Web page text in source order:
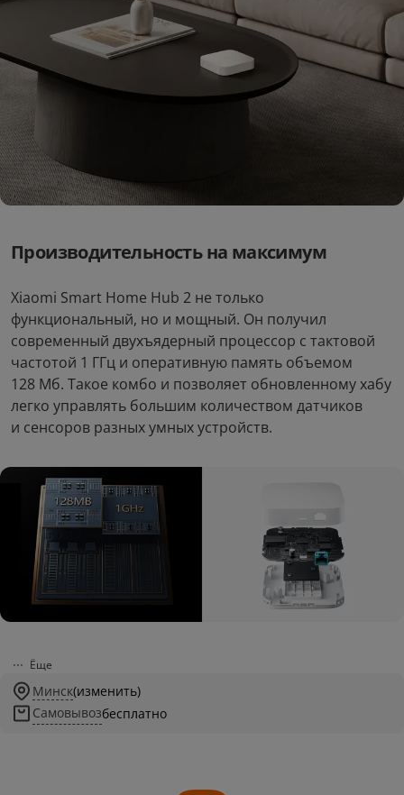
Производительность на максимум
Xiaomi Smart Home Hub 2 не только
функциональный, но и мощный. Он получил
современный двухъядерный процессор с тактовой
частотой 1 ГГц и оперативную память объемом
128 Мб. Такое комбо и позволяет обновленному хабу
легко управлять большим количеством датчиков
и сенсоров разных умных устройств.
Ёще
Минск(изменить)
Самовывозбесплатно